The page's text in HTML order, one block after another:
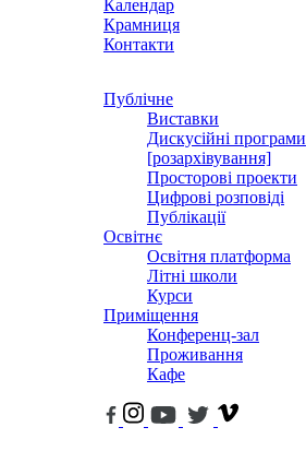
Календар
Крамниця
Контакти
Публічне
Виставки
Дискусійні програми
[розархівування]
Просторові проекти
Цифрові розповіді
Публікації
Освітнє
Освітня платформа
Літні школи
Курси
Приміщення
Конференц-зал
Проживання
Кафе